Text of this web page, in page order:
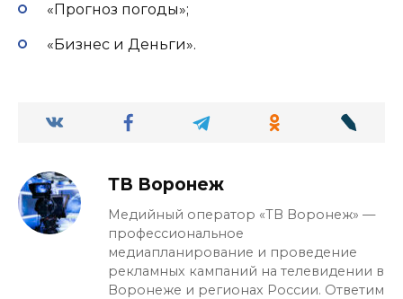
«Прогноз погоды»;
«Бизнес и Деньги».
ТВ Воронеж
Медийный оператор «ТВ Воронеж» —
профессиональное
медиапланирование и проведение
рекламных кампаний на телевидении в
Воронеже и регионах России. Ответим